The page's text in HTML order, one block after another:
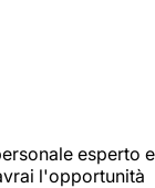
esperto e
l'opportunità